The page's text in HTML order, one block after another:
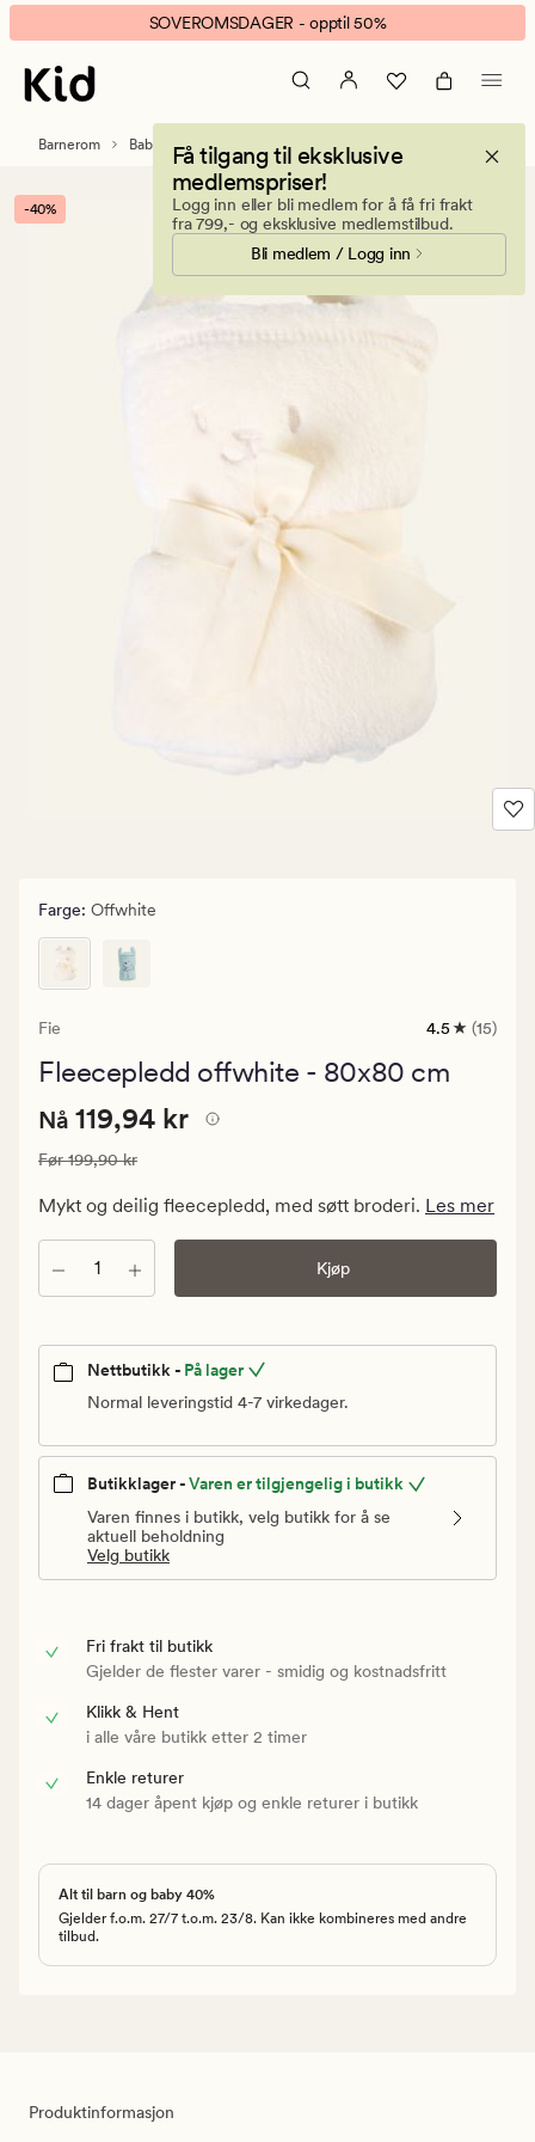
Fie
fleecepledd
offwhite
banner.
Klikk
ESCAPE
pause.
SOVEROMSDAGER - opptil 50%
Få tilgang til eksklusive
medlemspriser!
Logg inn eller bli medlem for å få fri frakt
fra 799,- og eksklusive medlemstilbud.
Bli medlem / Logg inn
Barnerom Babytepper
-40%
Farge: Offwhite
Fie
15
med
4.5 (15)
Fleecepledd offwhite - 80x80 cm
Nåværende
119,94
kr.
Nåværende pris
Nå 119,94 kr
Vanlig pris 199,90 kr
Før199,90 kr
Mykt og deilig fleecepledd, med søtt broderi. Les mer
Antall Kjøp
Nettbutikk - På lager
Normal leveringstid 4-7 virkedager.
Butikklager -Varen er tilgjengelig i butikk
Varen finnes i butikk, velg butikk for å se
aktuell beholdning
Velg butikk
Fri frakt til butikk
Gjelder de flester varer - smidig og kostnadsfritt
Klikk & Hent
i alle våre butikk etter 2 timer
Enkle returer
14 dager åpent kjøp og enkle returer i butikk
Alt til barn og baby 40%
Gjelder f.o.m. 27/7 t.o.m. 23/8. Kan ikke kombineres med andre
tilbud.
Produktinformasjon